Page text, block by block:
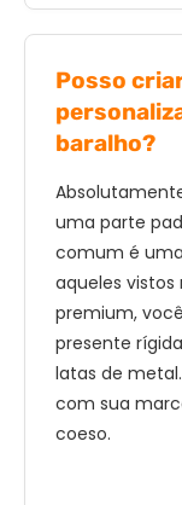
Posso
baralho?
uma parte
comum é
aqueles vistos
premium,
presente
latas de
com sua
coeso.